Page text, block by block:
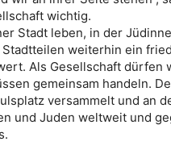
wichtig.
Stadt leben, in der
weiterhin ein
Als Gesellschaft dürfen
gemeinsam handeln.
versammelt und an
und Juden weltweit und